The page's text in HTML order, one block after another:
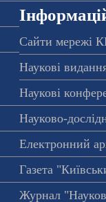
Сайти мережі
Наукові
Наукові
Науково-
Електронний
Газета
Журнал